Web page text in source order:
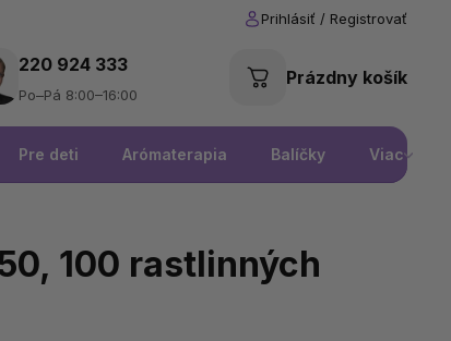
Prázdny košík
220 924 333
Po–Pá 8:00–16:00
Pre deti Arómaterapia Balíčky Viac
100 rastlinných